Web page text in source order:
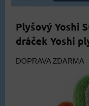
Plyšový Yoshi
dráček Yoshi
DOPRAVA ZDARMA